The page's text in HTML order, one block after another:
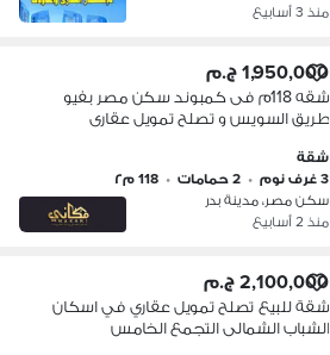
منذ 3 أسابيع
1,950,000 ج.م
شقه 118م فى كمبوند سكن مصر بفيو
طريق السويس و تصلح تمويل عقارى
شقة
3 غرف نوم
• 2 حمامات • 118 م٢
سكن مصر، مدينة بدر
منذ 2 أسابيع
2,100,000 ج.م
شقة للبيع تصلح تمويل عقاري في اسكان
الشباب الشمالى التجمع الخامس